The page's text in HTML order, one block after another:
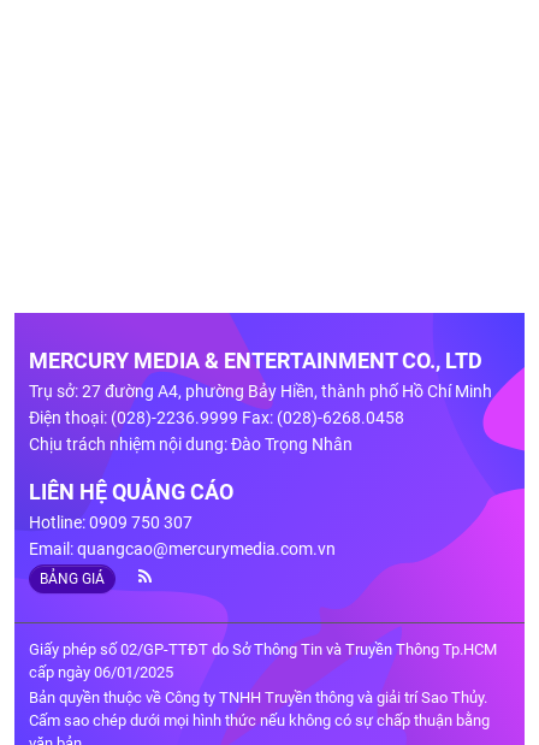
MERCURY MEDIA & ENTERTAINMENT CO., LTD
Trụ sở: 27 đường A4, phường Bảy Hiền, thành phố Hồ Chí Minh
Điện thoại: (028)-2236.9999 Fax: (028)-6268.0458
Chịu trách nhiệm nội dung: Đào Trọng Nhân
LIÊN HỆ QUẢNG CÁO
Hotline: 0909 750 307
Email:quangcao@mercurymedia.com.vn
BẢNG GIÁ
Giấy phép số 02/GP-TTĐT do Sở Thông Tin và Truyền Thông Tp.HCM
cấp ngày 06/01/2025
Bản quyền thuộc về Công ty TNHH Truyền thông và giải trí Sao Thủy.
Cấm sao chép dưới mọi hình thức nếu không có sự chấp thuận bằng